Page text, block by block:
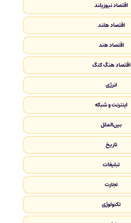
اقتصاد نیوزیلند
اقتصاد هلند
اقتصاد هند
اقتصاد هنگ کنگ
انرژی
اینترنت و شبکه
بین‌الملل
تاریخ
تبلیغات
تجارت
تکنولوژی